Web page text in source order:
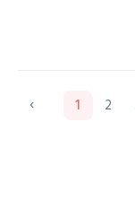
‹ 1 2